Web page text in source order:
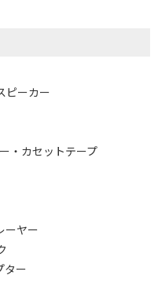
ピーカー
・カセットテープ
ーヤー
ター